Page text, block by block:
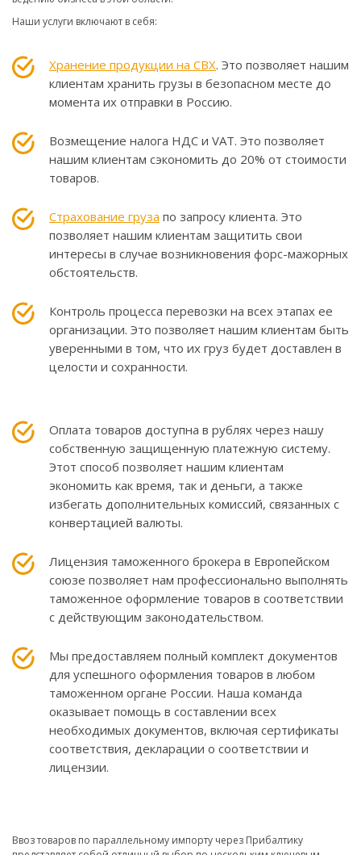
Наши услуги включают в себя:
Хранение продукции на СВХ. Это позволяет нашим
клиентам хранить грузы в безопасном месте до
момента их отправки в Россию.
Возмещение налога НДС и VAT. Это позволяет
нашим клиентам сэкономить до 20% от стоимости
товаров.
Страхование груза по запросу клиента. Это
позволяет нашим клиентам защитить свои
интересы в случае возникновения форс-мажорных
обстоятельств.
Контроль процесса перевозки на всех этапах ее
организации. Это позволяет нашим клиентам быть
уверенными в том, что их груз будет доставлен в
целости и сохранности.
Оплата товаров доступна в рублях через нашу
собственную защищенную платежную систему.
Этот способ позволяет нашим клиентам
экономить как время, так и деньги, а также
избегать дополнительных комиссий, связанных с
конвертацией валюты.
Лицензия таможенного брокера в Европейском
союзе позволяет нам профессионально выполнять
таможенное оформление товаров в соответствии
с действующим законодательством.
Мы предоставляем полный комплект документов
для успешного оформления товаров в любом
таможенном органе России. Наша команда
оказывает помощь в составлении всех
необходимых документов, включая сертификаты
соответствия, декларации о соответствии и
лицензии.
Ввоз товаров по параллельному импорту через Прибалтику